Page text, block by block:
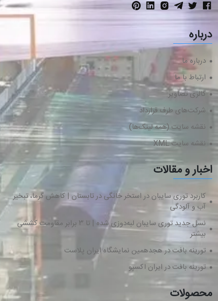
درباره
درباره ما
ارتباط با ما
گالری تصاویر
شرکت‌های طرف قرارداد
نقشه سایت (همه لینک‌ها)
نقشه سایت XML
اخبار و مقالات
کاربرد توری سایبان در استخر خانگی در تابستان | کاهش گرما، تبخیر
آب و آلودگی
نسل جدید توری سایبان لبه‌دوزی شده | تا ۳ برابر مقاومت کششی
بیشتر
تورینه بافت در هجدهمین نمایشگاه ایران پلاست
تورینه بافت در ایران اکسپو
محصولات